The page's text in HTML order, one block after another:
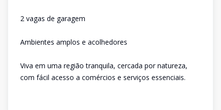
2 vagas de garagem
Ambientes amplos e acolhedores
Viva em uma região tranquila, cercada por natureza,
com fácil acesso a comércios e serviços essenciais.